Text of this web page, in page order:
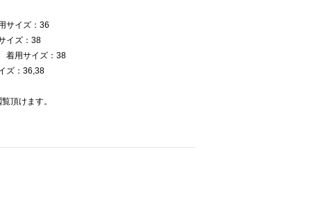
サイズ：36
イズ：38
着用サイズ：38
ズ：36,38
頂けます。